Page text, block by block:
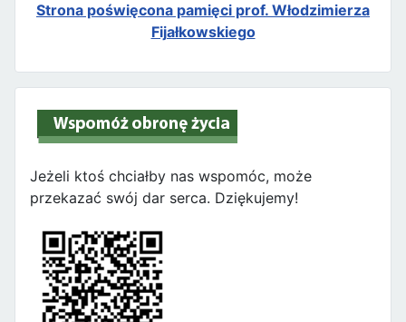
Strona poświęcona pamięci prof. Włodzimierza
Fijałkowskiego
Jeżeli ktoś chciałby nas wspomóc, może
przekazać swój dar serca. Dziękujemy!